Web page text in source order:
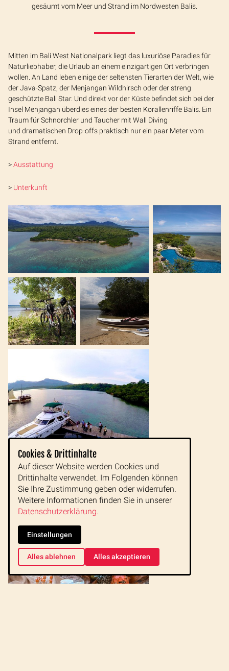
gesäumt vom Meer und Strand im Nordwesten Balis.
Mitten im Bali West Nationalpark liegt das luxuriöse Paradies für
Naturliebhaber, die Urlaub an einem einzigartigen Ort verbringen
wollen. An Land leben einige der seltensten Tierarten der Welt, wie
der Java-Spatz, der Menjangan Wildhirsch oder der streng
geschützte Bali Star. Und direkt vor der Küste befindet sich bei der
Insel Menjangan überdies eines der besten Korallenriffe Balis. Ein
Traum für Schnorchler und Taucher mit Wall Diving
und dramatischen Drop-offs praktisch nur ein paar Meter vom
Strand entfernt.
>Ausstattung
> Unterkunft
Cookies & Drittinhalte
Auf dieser Website werden Cookies und
Drittinhalte verwendet. Im Folgenden können
Sie Ihre Zustimmung geben oder widerrufen.
Weitere Informationen finden Sie in unserer
Datenschutzerklärung.
Einstellungen
Alles ablehnen Alles akzeptieren